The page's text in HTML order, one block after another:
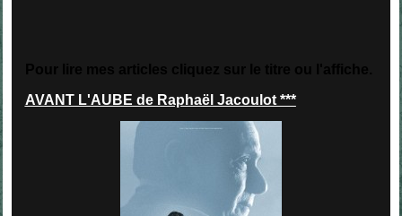
AVANT L'AUBE de Raphaël Jacoulot ***